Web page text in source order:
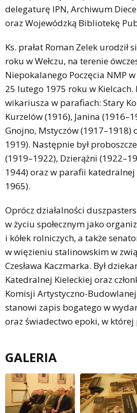
delegaturę IPN, Archiwum
oraz Wojewódzką Bibliotekę
Ks. prałat Roman Zelek urodził
roku w Wełczu, na terenie
Niepokalanego Poczęcia NMP
25 lutego 1975 roku w Kielcach.
wikariusza w parafiach: Stary
Kurzelów (1916), Janina
Gnojno, Mstyczów (1917–1918)
1919). Następnie był
(1919–1922), Dzierążni
1944) oraz w parafii katedralnej
1965).
Oprócz działalności
w życiu społecznym jako
i kółek rolniczych, a także
w więzieniu stalinowskim w
Czesława Kaczmarka. Był
Katedralnej Kieleckiej oraz
Komisji Artystyczno-
stanowi zapis bogatego w
oraz świadectwo epoki, w której
GALERIA